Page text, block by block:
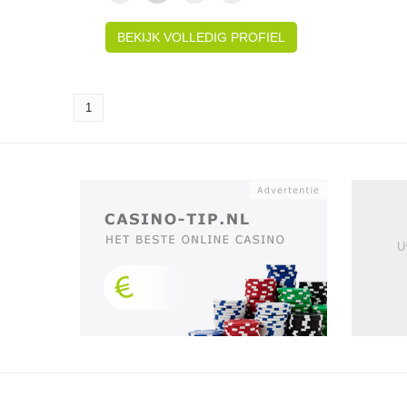
BEKIJK VOLLEDIG PROFIEL
1